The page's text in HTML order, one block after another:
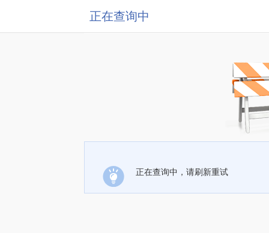
正在查询中
正在查询中，请刷新重试